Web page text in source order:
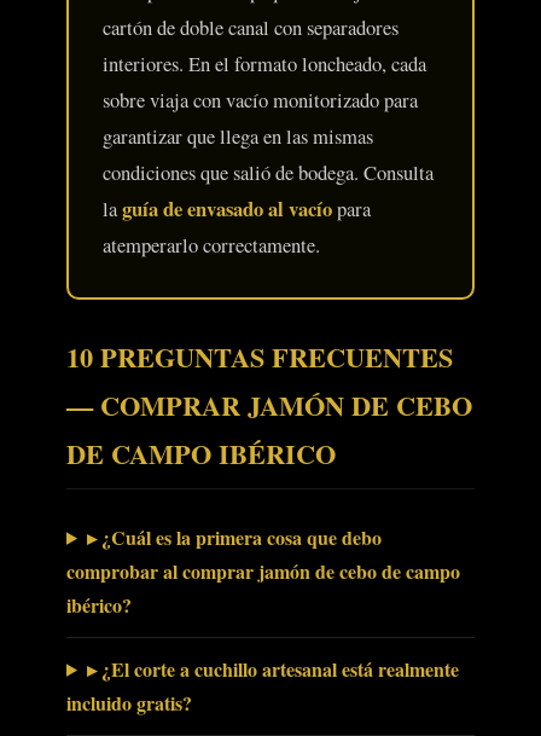
cartón de doble canal con separadores
interiores. En el formato loncheado, cada
sobre viaja con vacío monitorizado para
garantizar que llega en las mismas
condiciones que salió de bodega. Consulta
laguía de envasado al vacíopara
atemperarlo correctamente.
10 PREGUNTAS FRECUENTES
— COMPRAR JAMÓN DE CEBO
DE CAMPO IBÉRICO
▸ ¿Cuál es la primera cosa que debo
comprobar al comprar jamón de cebo de campo
ibérico?
▸ ¿El corte a cuchillo artesanal está realmente
incluido gratis?